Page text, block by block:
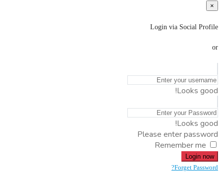
×
Login via Social Profile
or
Looks good!
Looks good!
Please enter password
Remember me
Login now
Forget Password?